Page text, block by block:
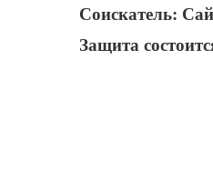
Соискатель:
Защита